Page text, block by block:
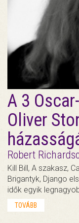
A 3
Oliver
Robert
Kill Bill, A szakasz,
Brigantyk, Django
idők egyik
TOVÁBB